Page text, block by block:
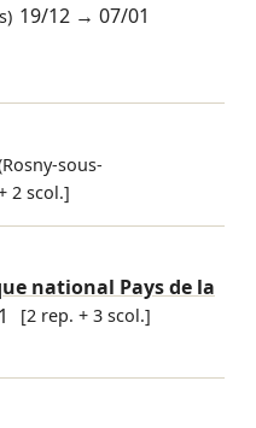
19/12 →07/01
sous-
2 scol.]
national Pays de la
[2 rep. + 3 scol.]